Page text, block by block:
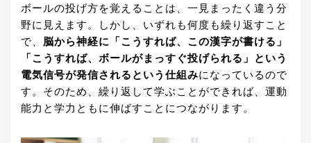
ボールの投げ方を覚えることは、一見まったく違う分
野に見えます。しかし、いずれも何度も繰り返すこと
で、 脳から神経に「こうすれば、この漢字が書ける」
「こうすれば、ボールがまっすぐ投げられる」という
電気信号が発信されるという仕組みになっているので
す。そのため、繰り返して学ぶことができれば、運動
能力と学力ともに伸ばすことにつながります。